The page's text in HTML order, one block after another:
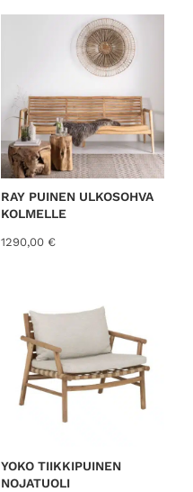
RAY PUINEN ULKOSOHVA
KOLMELLE
1290,00 €
YOKO TIIKKIPUINEN
NOJATUOLI